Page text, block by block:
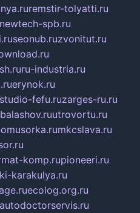
remstir-tolyatti.ru
newtech-spb.ru
seonub.ruzvonitut.ru
ru-industria.ru
erynok.ru
fefu.ruzarges-ru.ru
utrovortu.ru
mkcslava.ru
komp.rupioneeri.ru
karakulya.ru
ecolog.org.ru
autodoctorservis.ru